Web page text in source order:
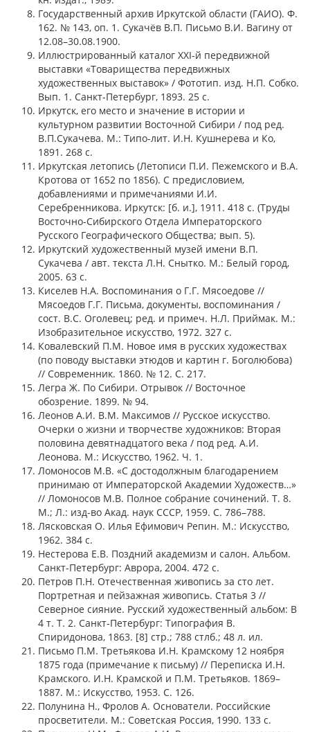
Государственный архив Иркутской области (ГАИО). Ф.
162. № 143, оп. 1. Сукачёв В.П. Письмо В.И. Вагину от
12.08–30.08.1900.
Иллюстрированный каталог XXI-й передвижной
выставки «Товарищества передвижных
художественных выставок» / Фототип. изд. Н.П. Собко.
Вып. 1. Санкт-Петербург, 1893. 25 с.
Иркутск, его место и значение в истории и
культурном развитии Восточной Сибири / под ред.
В.П.Сукачева. М.: Типо-лит. И.Н. Кушнерева и Ко,
1891. 268 с.
Иркутская летопись (Летописи П.И. Пежемского и В.А.
Кротова от 1652 по 1856). С предисловием,
добавлениями и примечаниями И.И.
Серебренникова. Иркутск: [б. и.], 1911. 418 с. (Труды
Восточно-Сибирского Отдела Императорского
Русского Географического Общества; вып. 5).
Иркутский художественный музей имени В.П.
Сукачева / авт. текста Л.Н. Снытко. М.: Белый город,
2005. 63 с.
Киселев Н.А. Воспоминания о Г.Г. Мясоедове //
Мясоедов Г.Г. Письма, документы, воспоминания /
сост. В.С. Оголевец; ред. и примеч. Н.Л. Приймак. М.:
Изобразительное искусство, 1972. 327 с.
Ковалевский П.М. Новое имя в русских художествах
(по поводу выставки этюдов и картин г. Боголюбова)
// Современник. 1860. № 12. С. 217.
Легра Ж. По Сибири. Отрывок // Восточное
обозрение. 1899. № 94.
Леонов А.И. В.М. Максимов // Русское искусство.
Очерки о жизни и творчестве художников: Вторая
половина девятнадцатого века / под ред. А.И.
Леонова. М.: Искусство, 1962. Ч. 1.
Ломоносов М.В. «С достодолжным благодарением
принимаю от Императорской Академии Художеств…»
// Ломоносов М.В. Полное собрание сочинений. Т. 8.
М.; Л.: изд-во Акад. наук СССР, 1959. С. 786–788.
Лясковская О. Илья Ефимович Репин. М.: Искусство,
1962. 384 с.
Нестерова Е.В. Поздний академизм и салон. Альбом.
Санкт-Петербург: Аврора, 2004. 472 с.
Петров П.Н. Отечественная живопись за сто лет.
Портретная и пейзажная живопись. Статья 3 //
Северное сияние. Русский художественный альбом: В
4 т. Т. 2. Санкт-Петербург: Типография В.
Спиридонова, 1863. [8] стр.; 788 стлб.; 48 л. ил.
Письмо П.М. Третьякова И.Н. Крамскому 12 ноября
1875 года (примечание к письму) // Переписка И.Н.
Крамского. И.Н. Крамской и П.М. Третьяков. 1869–
1887. М.: Искусство, 1953. С. 126.
Полунина Н., Фролов А. Основатели. Российские
просветители. М.: Советская Россия, 1990. 133 с.